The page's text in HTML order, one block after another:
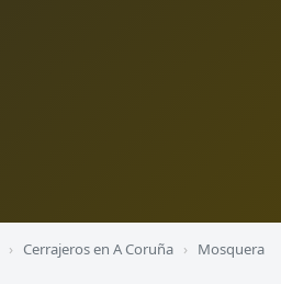
› Cerrajeros en A Coruña › Mosquera